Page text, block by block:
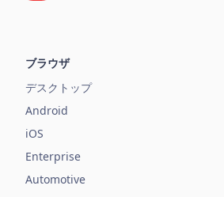
ブラウザ
デスクトップ
Android
iOS
Enterprise
Automotive